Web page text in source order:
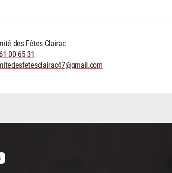
des Fêtes Clairac
00 65 31